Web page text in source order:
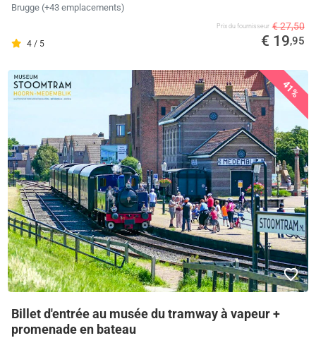
Brugge (+43 emplacements)
4 / 5
Prix ​​du fournisseur € 27,50
€ 19,95
41%
Billet d'entrée au musée du tramway à vapeur +
promenade en bateau